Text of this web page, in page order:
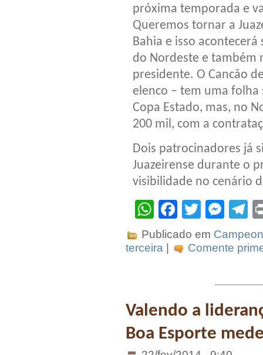
próxima temporada e
Queremos tornar a
Bahia e isso
do Nordeste e também
presidente. O Cancão
elenco – tem uma folha
Copa Estado, mas, no
200 mil, com a
Dois patrocinadores já
Juazeirense durante o
visibilidade no cenário
WhatsApp
Facebook
Twitter
Publicado em
terceira
Comente
Valendo a
Boa Esporte